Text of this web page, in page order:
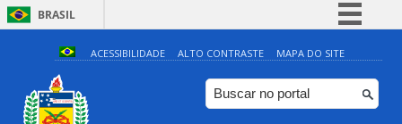
BRASIL
Simplifique!
Comunica BR
Participe
ACESSIBILIDADE ALTO CONTRASTE MAPA DO SITE